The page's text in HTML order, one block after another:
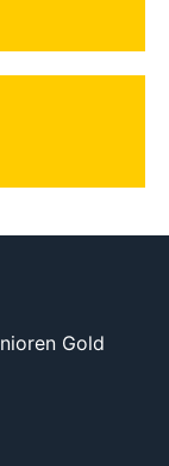
Gold